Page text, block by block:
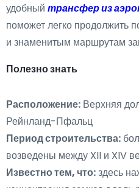
удобный трансфер из
поможет легко продолжить
и знаменитым маршрутам
Полезно знать
Расположение: Верхняя
Рейнланд-Пфальц
Период строительства:
возведены между XII и XIV
Известно тем, что:здесь